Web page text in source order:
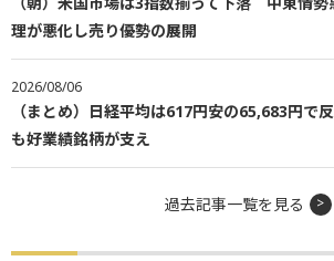
理が悪化し売り優勢の展開
2026/08/06
（まとめ）日経平均は617円安の65,683円で
も好業績銘柄が支え
過去記事一覧を見る